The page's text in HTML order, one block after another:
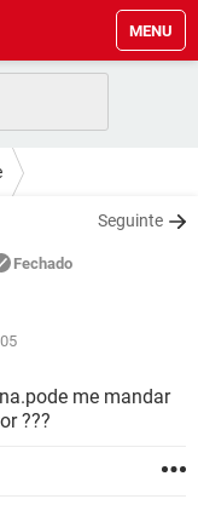
MENU
Seguinte
Fechado
me mandar
???